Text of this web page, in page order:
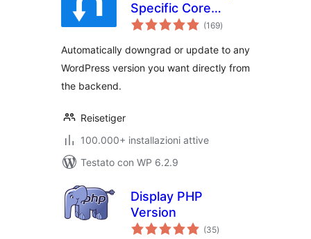
Specific Core
Version
(169valutazioni
totali
)
Automatically downgrad or update to any
WordPress version you want directly from
the backend.
Reisetiger
100.000+ installazioni attive
Testato con WP 6.2.9
Display PHP
Version
(35valutazioni
totali
)